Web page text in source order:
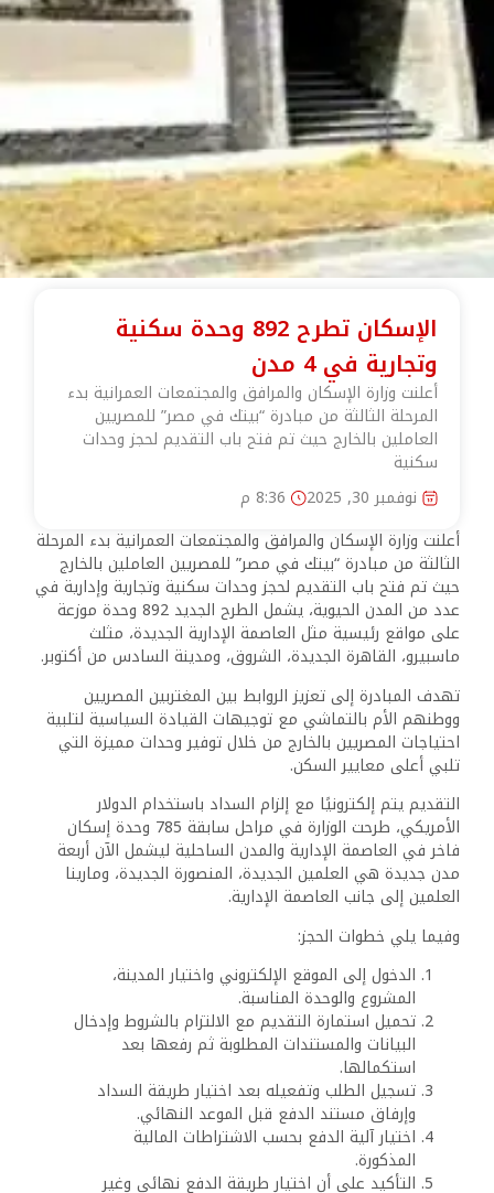
الإسكان تطرح 892 وحدة سكنية
وتجارية في 4 مدن
أعلنت وزارة الإسكان والمرافق والمجتمعات العمرانية بدء
المرحلة الثالثة من مبادرة “بيتك في مصر” للمصريين
العاملين بالخارج حيث تم فتح باب التقديم لحجز وحدات
سكنية
نوفمبر 30, 2025
8:36 م
أعلنت وزارة الإسكان والمرافق والمجتمعات العمرانية بدء المرحلة
الثالثة من مبادرة “بيتك في مصر” للمصريين العاملين بالخارج
حيث تم فتح باب التقديم لحجز وحدات سكنية وتجارية وإدارية في
عدد من المدن الحيوية، يشمل الطرح الجديد 892 وحدة موزعة
على مواقع رئيسية مثل العاصمة الإدارية الجديدة، مثلث
ماسبيرو، القاهرة الجديدة، الشروق، ومدينة السادس من أكتوبر.
تهدف المبادرة إلى تعزيز الروابط بين المغتربين المصريين
ووطنهم الأم بالتماشي مع توجيهات القيادة السياسية لتلبية
احتياجات المصريين بالخارج من خلال توفير وحدات مميزة التي
تلبي أعلى معايير السكن.
التقديم يتم إلكترونيًا مع إلزام السداد باستخدام الدولار
الأمريكي، طرحت الوزارة في مراحل سابقة 785 وحدة إسكان
فاخر في العاصمة الإدارية والمدن الساحلية ليشمل الآن أربعة
مدن جديدة هي العلمين الجديدة، المنصورة الجديدة، ومارينا
العلمين إلى جانب العاصمة الإدارية.
وفيما يلي خطوات الحجز:
الدخول إلى الموقع الإلكتروني واختيار المدينة،
المشروع والوحدة المناسبة.
تحميل استمارة التقديم مع الالتزام بالشروط وإدخال
البيانات والمستندات المطلوبة ثم رفعها بعد
استكمالها.
تسجيل الطلب وتفعيله بعد اختيار طريقة السداد
وإرفاق مستند الدفع قبل الموعد النهائي.
اختيار آلية الدفع بحسب الاشتراطات المالية
المذكورة.
التأكيد على أن اختيار طريقة الدفع نهائي وغير